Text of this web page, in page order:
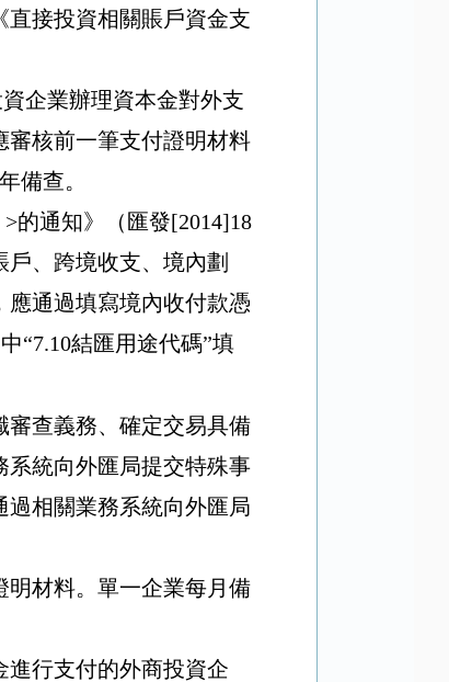
接投資相關賬戶資金支
企業辦理資本金對外支
核前一筆支付證明材料
備查。
>的通知》（匯發[2014]18
戶、跨境收支、境內劃
通過填寫境內收付款憑
“7.10結匯用途代碼”填
審查義務、確定交易具備
統向外匯局提交特殊事
相關業務系統向外匯局
材料。單一企業每月備
行支付的外商投資企